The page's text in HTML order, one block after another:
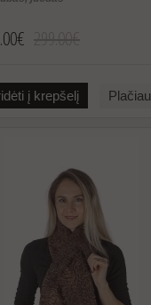
į krepšelį Plačiau